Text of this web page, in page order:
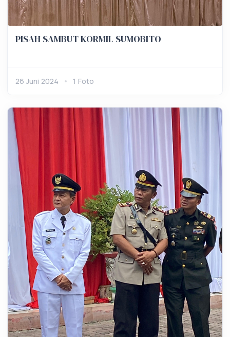
PISAH SAMBUT KORMIL SUMOBITO
26 Juni 2024 1 Foto